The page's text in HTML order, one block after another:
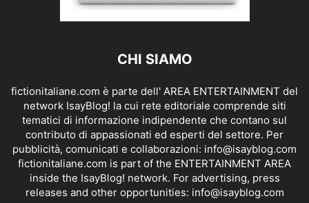
CHI SIAMO
fictionitaliane.com è parte dell' AREA ENTERTAINMENT del
network IsayBlog! la cui rete editoriale comprende siti
tematici di informazione indipendente che contano sul
contributo di appassionati ed esperti del settore. Per
pubblicità, comunicati e collaborazioni: info@isayblog.com
fictionitaliane.com is part of the ENTERTAINMENT AREA
inside the IsayBlog! network. For advertising, press
releases and other opportunities: info@isayblog.com